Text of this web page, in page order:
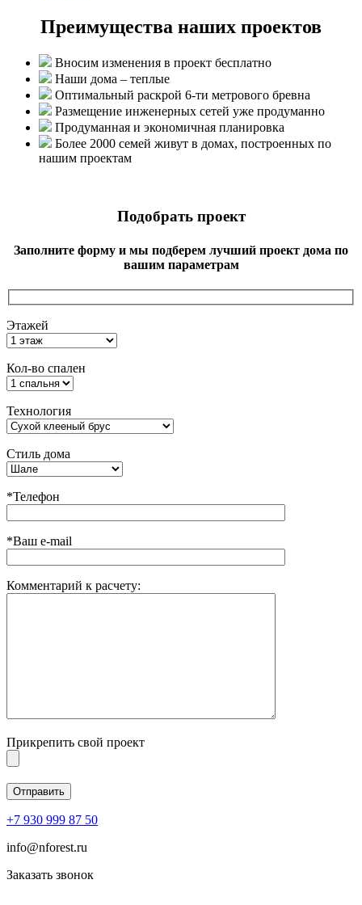
Преимущества наших проектов
Вносим изменения в проект бесплатно
Наши дома – теплые
Оптимальный раскрой 6-ти метрового бревна
Размещение инженерных сетей уже продуманно
Продуманная и экономичная планировка
Более 2000 семей живут в домах, построенных по
нашим проектам
Подобрать проект
Заполните форму и мы подберем лучший проект дома по
вашим параметрам
Этажей
Кол-во спален
Технология
Стиль дома
*Телефон
*Ваш e-mail
Комментарий к расчету:
Прикрепить свой проект
+7 930 999 87 50
info@nforest.ru
Заказать звонок